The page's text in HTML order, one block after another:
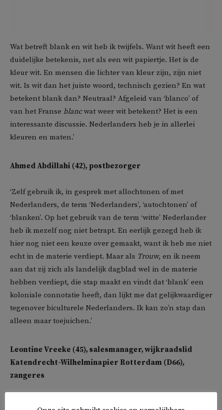
Wat betreft blank en wit heb ik twijfels. Want wit heeft een
duidelijke betekenis, net als een wit papiertje. Het is de
kleur wit. En mensen die lichter van kleur zijn, zijn niet
wit. Is wit dan het juiste woord, technisch gezien? En wat
betekent blank dan? Neutraal? Afgeleid van ‘blanco’ of
van het Franse blancwat weer wit betekent? Het is een
interessante discussie. Nederlanders heb je in allerlei
kleuren en maten.’
Ahmed Abdillahi (42), postbezorger
‘Zelf gebruik ik, in gesprek met allochtonen of met
Nederlanders, de term ‘Nederlanders’, ‘autochtonen’ of
‘blanken’. Op het gebruik van de term ‘witte’ Nederlander
heb ik mezelf nog niet betrapt. En eerlijk gezegd heb ik
hier nog niet een keuze over gemaakt, want ik heb me niet
echt in de materie verdiept. Maar als Trouw, en ik neem
aan dat zij zich als landelijk dagblad wel in de materie
hebben verdiept, die stap maakt en vindt dat ‘blank’ een
koloniale connotatie heeft, dan lijkt me dat gelijkwaardiger
tegenover biculturele Nederlanders. Ik kan zo’n stap dan
alleen maar toejuichen.’
Leontine Vreeke (45), salesmanager, wijkraadslid
Katendrecht-Wilhelminapier Rotterdam (D66),
zangeres